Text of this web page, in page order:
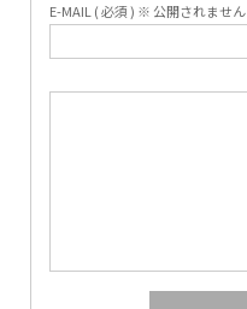
E-MAIL ( 必須 ) ※ 公開されません